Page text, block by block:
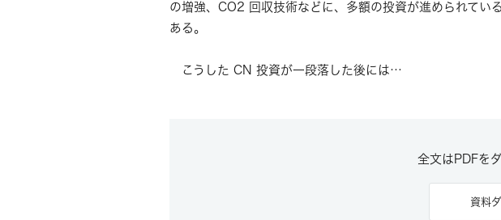
の増強、CO2 回収技術などに、多額の投資が進められてい
ある。
こうした CN 投資が一段落した後には…
全文はPDFを
資料